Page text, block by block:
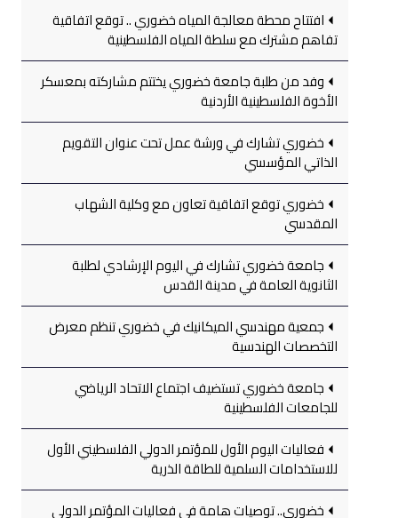
افتتاح محطة معالجة المياه خضوري .. توقع اتفاقية
تفاهم مشترك مع سلطة المياه الفلسطينية
وفد من طلبة جامعة خضوري يختتم مشاركته بمعسكر
الأخوة الفلسطينية الأردنية
خضوري تشارك في ورشة عمل تحت عنوان التقويم
الذاتي المؤسسي
خضوري توقع اتفاقية تعاون مع وكلية الشهاب
المقدسي
جامعة خضوري تشارك في اليوم الإرشادي لطلبة
الثانوية العامة في مدينة القدس
جمعية مهندسي الميكانيك في خضوري تنظم معرض
التخصصات الهندسية
جامعة خضوري تستضيف اجتماع الاتحاد الرياضي
للجامعات الفلسطينية
فعاليات اليوم الأول للمؤتمر الدولي الفلسطيني الأول
للاستخدامات السلمية للطاقة الذرية
خضوري.. توصيات هامة في فعاليات المؤتمر الدولي